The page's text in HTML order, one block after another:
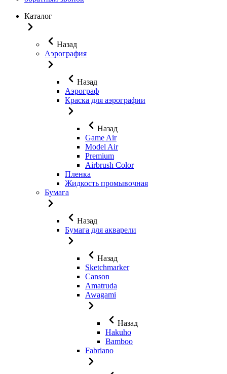
Каталог
Назад
Аэрография
Назад
Аэрограф
Краска для аэрографии
Назад
Game Air
Model Air
Premium
Airbrush Color
Пленка
Жидкость промывочная
Бумага
Назад
Бумага для акварели
Назад
Sketchmarker
Canson
Amatruda
Awagami
Назад
Hakuho
Bamboo
Fabriano